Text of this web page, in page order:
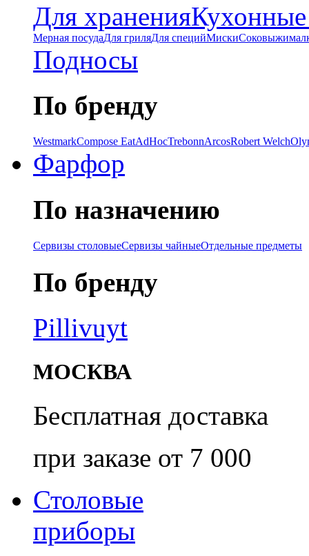
Для хранения
Мерная посудаДля гриляДля специйМиски
Подносы
По бренду
WestmarkCompose EatAdHocTrebonnArcosRobert Welch
Фарфор
По назначению
Сервизы столовыеСервизы чайныеОтдельные предметы
По бренду
Pillivuyt
МОСКВА
Бесплатная доставка
при заказе от 7 000
Столовые
приборы